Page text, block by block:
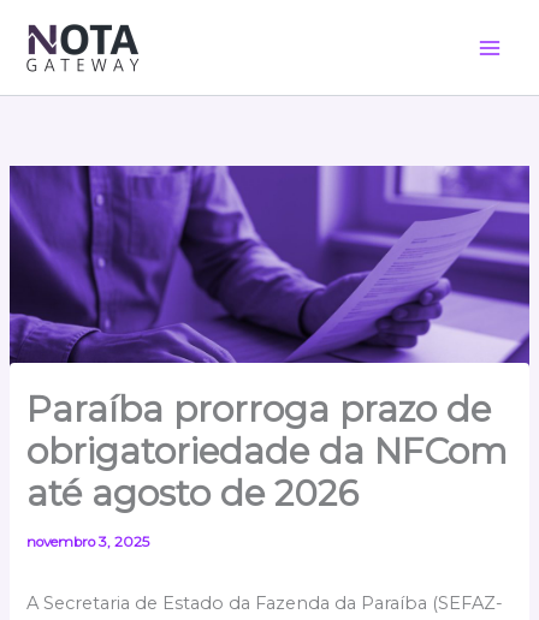
para
conteúdo
Paraíba prorroga prazo de
obrigatoriedade da NFCom
até agosto de 2026
novembro 3, 2025
A Secretaria de Estado da Fazenda da Paraíba (SEFAZ-